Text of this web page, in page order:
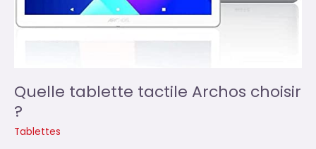
Quelle tablette tactile Archos choisir
?
Tablettes